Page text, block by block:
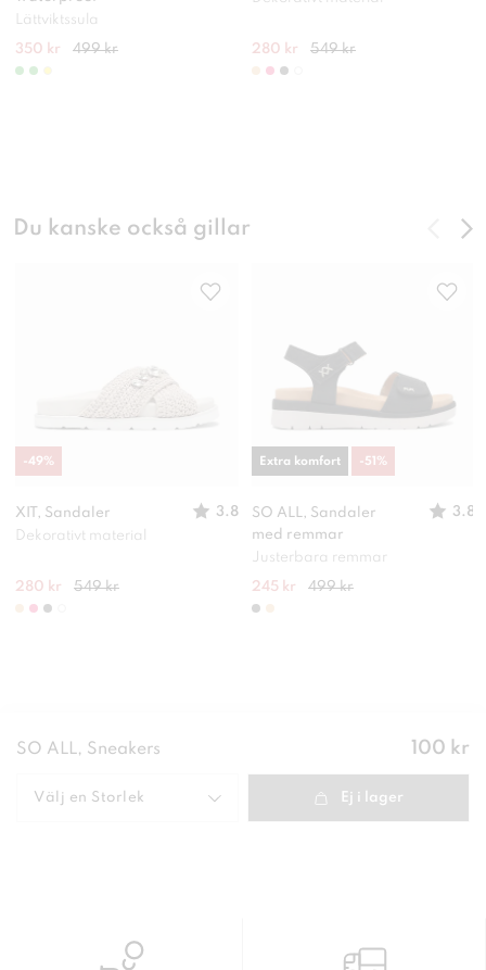
Lättviktssula
350 kr 499 kr 280 kr 549 kr
Du kanske också gillar
XIT, Sandaler
3.8
Dekorativt material
280 kr 549 kr
-49%
SO ALL, Sandaler
med remmar
3.8
Justerbara remmar
245 kr 499 kr
Extra komfort -51 %
SO ALL, Sneakers Pris:
100 kr
Välj en Storlek Ej i lager